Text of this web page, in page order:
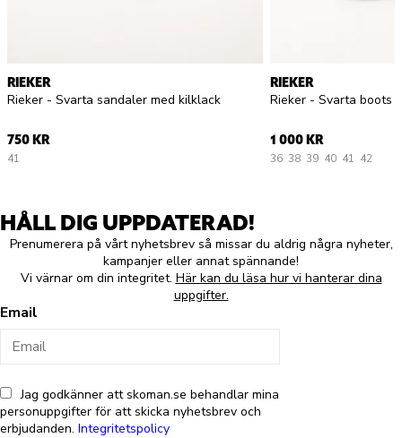
RIEKER
Rieker - Svarta sandaler med kilklack
750 KR
41
RIEKER
Rieker - Svarta boots i
1 000 KR
36 38 39 40 41 42
HÅLL DIG UPPDATERAD!
Prenumerera på vårt nyhetsbrev så missar du aldrig några nyheter,
kampanjer eller annat spännande!
Vi värnar om din integritet. Här kan du läsa hur vi hanterar dina
uppgifter.
Email
Jag godkänner att skoman.se behandlar mina
personuppgifter för att skicka nyhetsbrev och
erbjudanden. Integritetspolicy